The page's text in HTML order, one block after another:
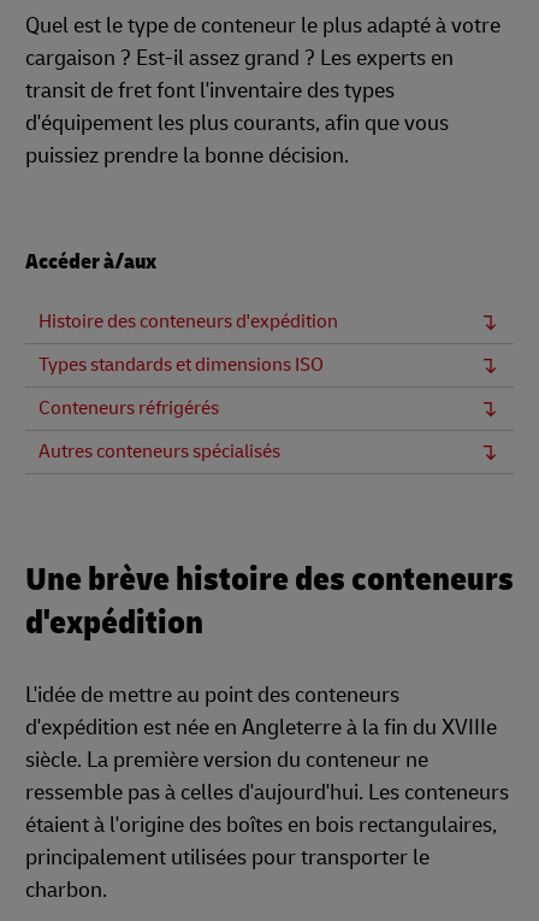
Quel est le type de conteneur le plus adapté à votre
cargaison ? Est-il assez grand ? Les experts en
transit de fret font l'inventaire des types
d'équipement les plus courants, afin que vous
puissiez prendre la bonne décision.
Accéder à/aux
Histoire des conteneurs d'expédition
Types standards et dimensions ISO
Conteneurs réfrigérés
Autres conteneurs spécialisés
Une brève histoire des conteneurs
d'expédition
L'idée de mettre au point des conteneurs
d'expédition est née en Angleterre à la fin du XVIIIe
siècle. La première version du conteneur ne
ressemble pas à celles d'aujourd'hui. Les conteneurs
étaient à l'origine des boîtes en bois rectangulaires,
principalement utilisées pour transporter le
charbon.